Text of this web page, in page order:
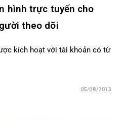
hình trực tuyến cho
theo dõi
kích hoạt với tài khoản có từ
05/08/2013